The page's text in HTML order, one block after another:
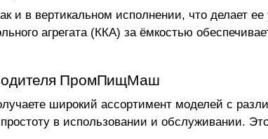
и в вертикальном исполнении, что делает
агрегата (ККА) за ёмкостью
ПромПищМаш
широкий ассортимент моделей с
в использовании и обслуживании.